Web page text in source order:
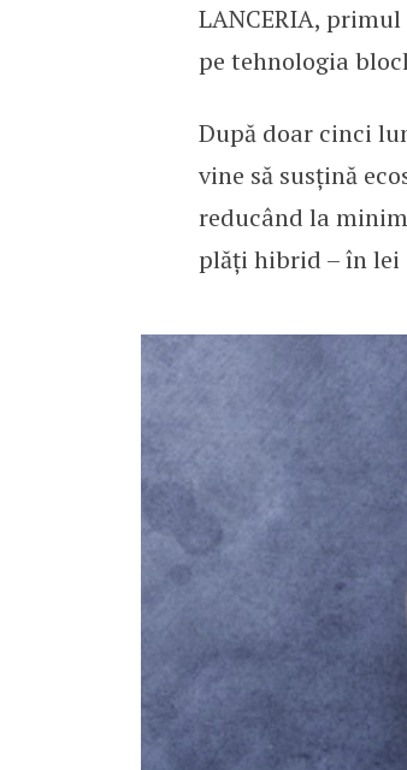
LANCERIA,
pe tehnologia
După doar cinci
vine să susțină
reducând la
plăți hibrid – în lei